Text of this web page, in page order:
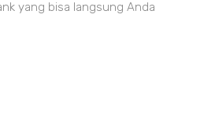
yang bisa langsung Anda